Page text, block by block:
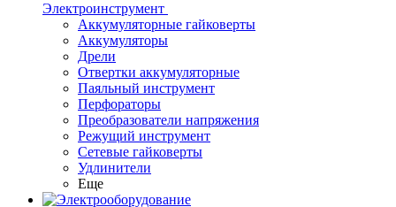
Электроинструмент
Аккумуляторные гайковерты
Аккумуляторы
Дрели
Отвертки аккумуляторные
Паяльный инструмент
Перфораторы
Преобразователи напряжения
Режущий инструмент
Сетевые гайковерты
Удлинители
Еще